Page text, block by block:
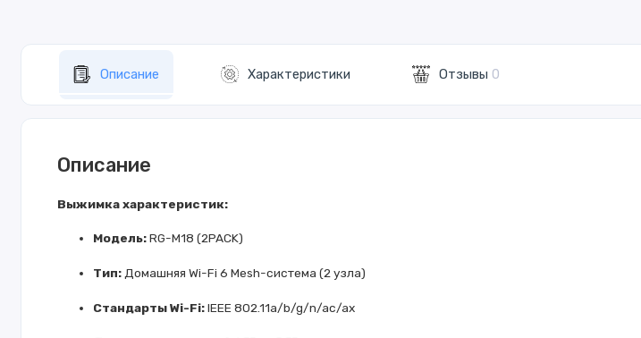
Описание Характеристики Отзывы 0
Описание
Выжимка характеристик:
Модель:RG-M18 (2PACK)
Тип: Домашняя Wi-Fi 6 Mesh-система (2 узла)
Стандарты Wi-Fi:IEEE 802.11a/b/g/n/ac/ax